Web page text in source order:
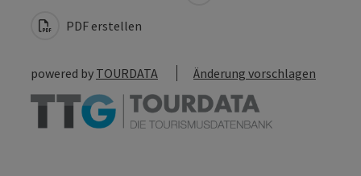
PDF erstellen
powered by TOURDATA Änderung vorschlagen